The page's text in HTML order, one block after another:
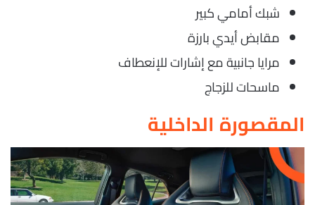
شبك أمامي كبير
مقابض أيدي بارزة
مرايا جانبية مع إشارات للإنعطاف
ماسحات للزجاج
المقصورة الداخلية